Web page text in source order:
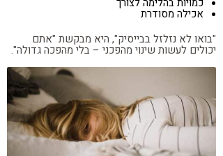
אכילה מסודרת
"בואו לא נזלזל בבייסיק", היא מבקשת "אתם
יכולים לעשות שינוי מהפכני – בלי מהפכה גדולה".